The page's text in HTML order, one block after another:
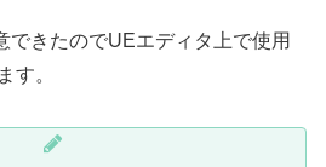
できたのでUEエディタ上で使用
す。